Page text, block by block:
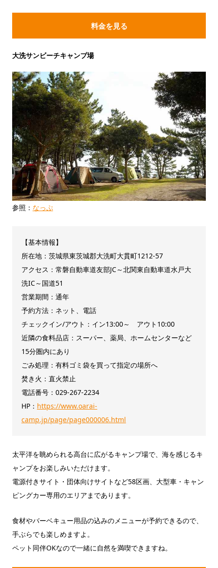
料金を見る
大洗サンビーチキャンプ場
参照： なっぷ
【基本情報】
所在地：茨城県東茨城郡大洗町大貫町1212-57
アクセス：常磐自動車道友部JC～北関東自動車道水戸大
洗IC～国道51
営業期間：通年
予約方法：ネット、電話
チェックイン/アウト：イン13:00～ アウト10:00
近隣の食料品店：スーパー、薬局、ホームセンターなど
15分圏内にあり
ごみ処理：有料ゴミ袋を買って指定の場所へ
焚き火：直火禁止
電話番号：029-267-2234
HP： https://www.oarai-
camp.jp/page/page000006.html
太平洋を眺められる高台に広がるキャンプ場で、海を感じるキ
ャンプをお楽しみいただけます。
電源付きサイト・団体向けサイトなど58区画、大型車・キャン
ピングカー専用のエリアまであります。
食材やバーベキュー用品の込みのメニューが予約できるので、
手ぶらでも楽しめますよ。
ペット同伴OKなので一緒に自然を満喫できますね。